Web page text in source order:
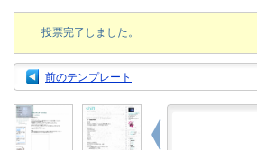
投票完了しました。
前のテンプレート